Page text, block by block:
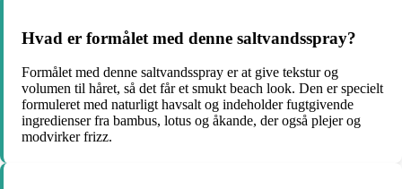
Hvad er formålet med denne saltvandsspray?
Formålet med denne saltvandsspray er at give tekstur og
volumen til håret, så det får et smukt beach look. Den er specielt
formuleret med naturligt havsalt og indeholder fugtgivende
ingredienser fra bambus, lotus og åkande, der også plejer og
modvirker frizz.